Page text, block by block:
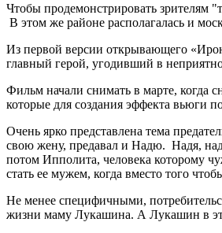
Чтобы продемонстрировать зрителям
В этом же районе располагалась и
Из первой версии открывающего
главный герой, угодивший в
Фильм начали снимать в марте, когда
которые для создания эффекта вьюги
Очень ярко представлена тема
свою жену, предавал и Надю. Надя,
потом Ипполита, человека которому
стать ее мужем, когда вместо того
Не менее специфичными,
жизни маму Лукашина. А Лукашин в